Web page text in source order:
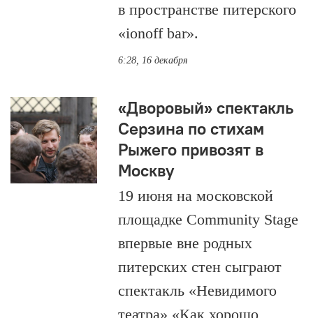
в пространстве питерского
«ionoff bar».
6:28, 16 декабря
«Дворовый» спектакль
Серзина по стихам
Рыжего привозят в
Москву
19 июня на московской
площадке Community Stage
впервые вне родных
питерских стен сыграют
спектакль «Невидимого
театра» «Как хорошо